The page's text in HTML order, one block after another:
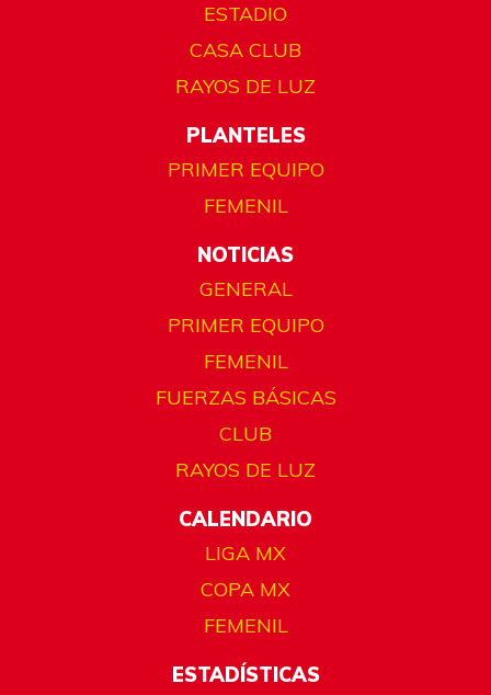
ESTADIO
CASA CLUB
RAYOS DE LUZ
PLANTELES
PRIMER EQUIPO
FEMENIL
NOTICIAS
GENERAL
PRIMER EQUIPO
FEMENIL
FUERZAS BÁSICAS
CLUB
RAYOS DE LUZ
CALENDARIO
LIGA MX
COPA MX
FEMENIL
ESTADÍSTICAS